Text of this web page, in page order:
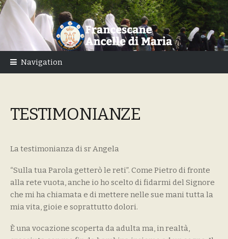
navigation
content
Navigation
TESTIMONIANZE
La testimonianza di sr Angela
“Sulla tua Parola getterò le reti”. Come Pietro di fronte
alla rete vuota, anche io ho scelto di fidarmi del Signore
che mi ha chiamata e di mettere nelle sue mani tutta la
mia vita, gioie e soprattutto dolori.
È una vocazione scoperta da adulta ma, in realtà,